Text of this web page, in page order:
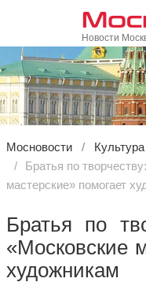
Новости
Мосновости
Культура
Братья по
мастерские» помогает
Братья по
«Московские
художникам